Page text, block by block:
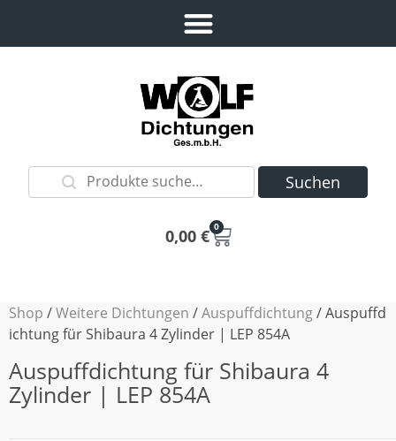
Suchen
0,00 € 0
Shop /Weitere Dichtungen /Auspuffdichtung/ Auspuffd
ichtung für Shibaura 4 Zylinder | LEP 854A
Auspuffdichtung für Shibaura 4
Zylinder | LEP 854A